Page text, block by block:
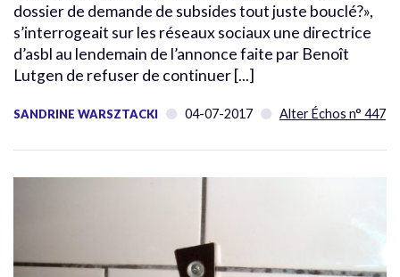
dossier de demande de subsides tout juste bouclé?»,
s’interrogeait sur les réseaux sociaux une directrice
d’asbl au lendemain de l’annonce faite par Benoît
Lutgen de refuser de continuer [...]
SANDRINE WARSZTACKI 04-07-2017 Alter Échos n° 447